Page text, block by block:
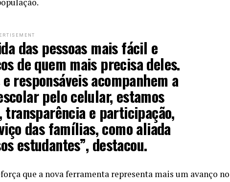
das pessoas mais fácil e
de quem mais precisa deles.
responsáveis acompanhem a
pelo celular, estamos
e participação,
das famílias, como aliada
estudantes”, destacou.
que a nova ferramenta representa mais um avanço no